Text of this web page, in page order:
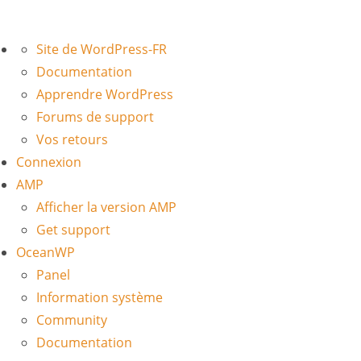
À
propos
WordPress
Site de WordPress-FR
Documentation
Apprendre WordPress
Forums de support
Vos retours
Connexion
AMP
Afficher la version AMP
Get support
OceanWP
Panel
Information système
Community
Documentation